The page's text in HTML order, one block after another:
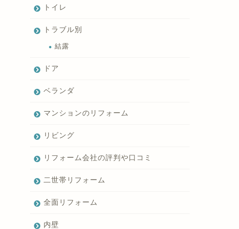
トイレ
トラブル別
結露
ドア
ベランダ
マンションのリフォーム
リビング
リフォーム会社の評判や口コミ
二世帯リフォーム
全面リフォーム
内壁